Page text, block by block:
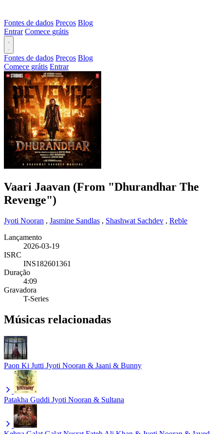
Fontes de dados Preços Blog
Entrar Comece grátis
Fontes de dados Preços Blog
Comece grátis Entrar
Vaari Jaavan (From "Dhurandhar The
Revenge")
Jyoti Nooran , Jasmine Sandlas , Shashwat Sachdev , Reble
Lançamento
2026-03-19
ISRC
INS182601361
Duração
4:09
Gravadora
T-Series
Músicas relacionadas
Paon Ki Jutti Jyoti Nooran & Jaani & Bunny
Patakha Guddi Jyoti Nooran & Sultana